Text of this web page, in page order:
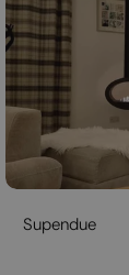
Supendue